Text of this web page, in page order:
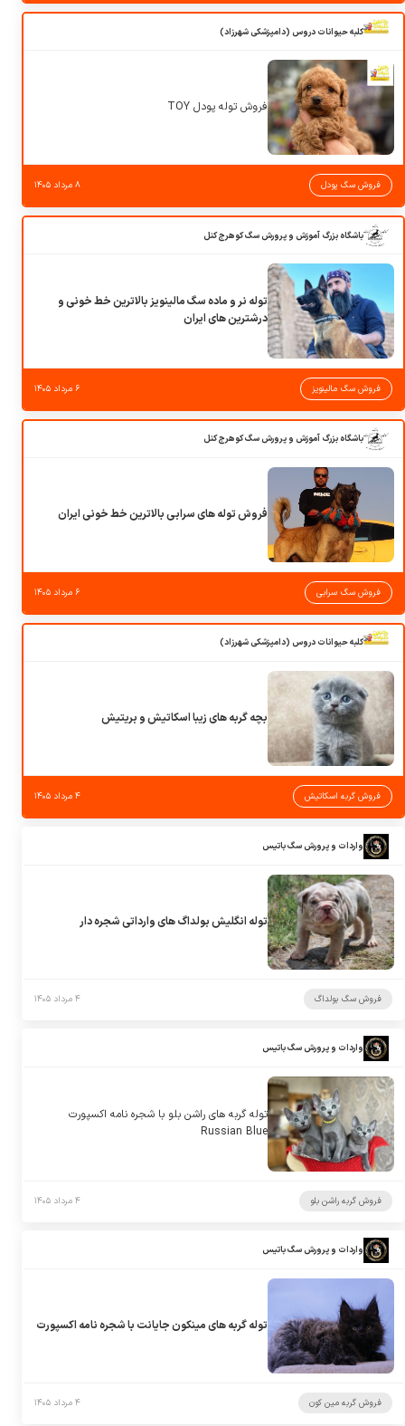
کلبه حیوانات دروس (دامپزشکی شهرزاد)
فروش توله پودل TOY
فروش سگ پودل ۸ مرداد ۱۴۰۵
باشگاه بزرگ آموزش و پرورش سگ کوهرج کنل
توله نر و ماده سگ مالینویز بالاترین خط خونی و
درشترین های ایران
فروش سگ مالینویز ۶ مرداد ۱۴۰۵
باشگاه بزرگ آموزش و پرورش سگ کوهرج کنل
فروش توله های سرابی بالاترین خط خونی ایران
فروش سگ سرابی ۶ مرداد ۱۴۰۵
کلبه حیوانات دروس (دامپزشکی شهرزاد)
بچه گربه های زیبا اسکاتیش و بریتیش
فروش گربه اسکاتیش ۴ مرداد ۱۴۰۵
واردات و پرورش سگ باتیس
توله انگلیش بولداگ های وارداتی شجره دار
فروش سگ بولداگ ۴ مرداد ۱۴۰۵
واردات و پرورش سگ باتیس
توله گربه های راشن بلو با شجره نامه اکسپورت
Russian Blue
فروش گربه راشن بلو ۴ مرداد ۱۴۰۵
واردات و پرورش سگ باتیس
توله گربه های مینکون جایانت با شجره نامه اکسپورت
فروش گربه مین کون ۴ مرداد ۱۴۰۵